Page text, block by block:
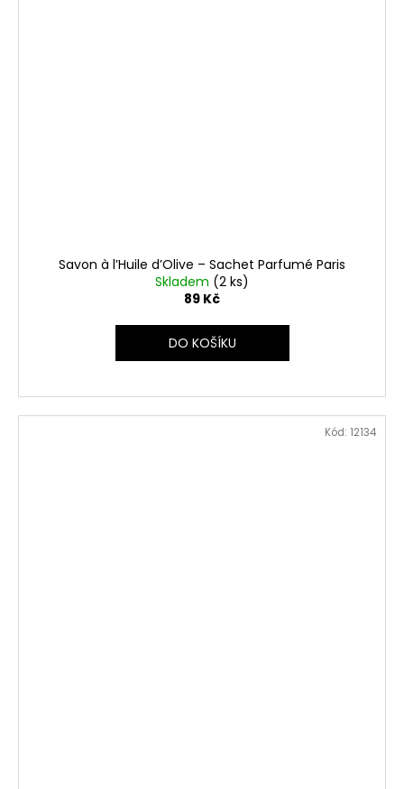
Savon à l’Huile d’Olive – Sachet Parfumé Paris
Skladem (2 ks)
89 Kč
DO KOŠÍKU
Kód: 12134